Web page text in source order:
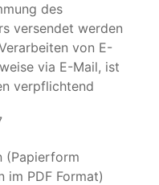
des
versendet werden
von E-
via E-Mail, ist
verpflichtend
(Papierform
im PDF Format)